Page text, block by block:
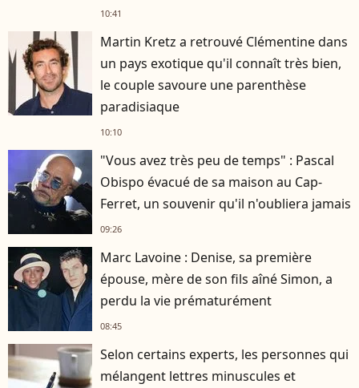
personnalités
10:41
Martin Kretz a retrouvé Clémentine dans
un pays exotique qu'il connaît très bien,
le couple savoure une parenthèse
paradisiaque
10:10
"Vous avez très peu de temps" : Pascal
Obispo évacué de sa maison au Cap-
Ferret, un souvenir qu'il n'oubliera jamais
09:26
Marc Lavoine : Denise, sa première
épouse, mère de son fils aîné Simon, a
perdu la vie prématurément
08:45
Selon certains experts, les personnes qui
mélangent lettres minuscules et